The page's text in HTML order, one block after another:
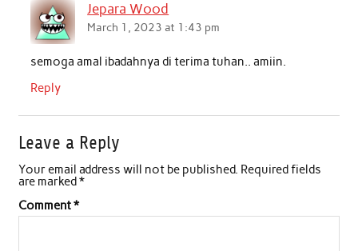
Jepara Wood
March 1, 2023 at 1:43 pm
semoga amal ibadahnya di terima tuhan.. amiin.
Reply
Leave a Reply
Your email address will not be published. Required fields
are marked*
Comment*